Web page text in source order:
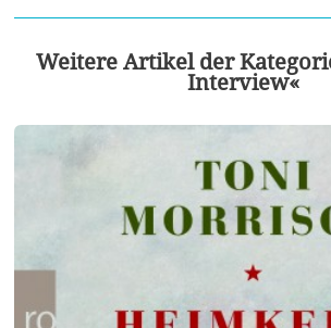
Weitere Artikel der
Interview«